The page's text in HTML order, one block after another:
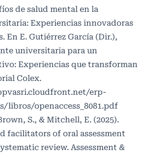
de salud mental en la
Experiencias innovadoras
En E. Gutiérrez García (Dir.),
universitaria para un
Experiencias que transforman
Colex.
erp-
libros/openaccess_8081.pdf
S., & Mitchell, E. (2025).
facilitators of oral assessment
review. Assessment &